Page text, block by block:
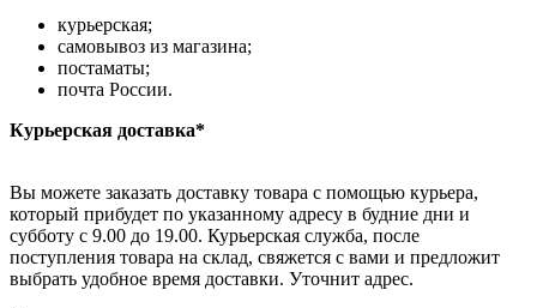
курьерская;
самовывоз из магазина;
постаматы;
почта России.
Курьерская доставка*
Вы можете заказать доставку товара с помощью курьера,
который прибудет по указанному адресу в будние дни и
субботу с 9.00 до 19.00. Курьерская служба, после
поступления товара на склад, свяжется с вами и предложит
выбрать удобное время доставки. Уточнит адрес.